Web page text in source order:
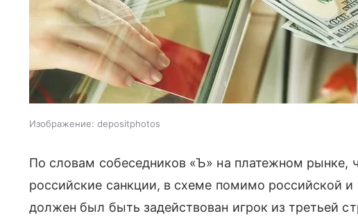
Изображение: depositphotos
По словам собеседников «Ъ» на платежном рынке,
российские санкции, в схеме помимо российской
должен был быть задействован игрок из третьей